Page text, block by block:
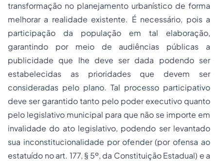
transformação no planejamento urbanístico de forma
melhorar a realidade existente. É necessário, pois a
participação da população em tal elaboração,
garantindo por meio de audiências públicas a
publicidade que lhe deve ser dada podendo ser
estabelecidas as prioridades que devem ser
consideradas pelo plano. Tal processo participativo
deve ser garantido tanto pelo poder executivo quanto
pelo legislativo municipal para que não se importe em
invalidade do ato legislativo, podendo ser levantado
sua inconstitucionalidade por ofender (por ofensa ao
estatuído no art. 177, § 5º, da Constituição Estadual) e a